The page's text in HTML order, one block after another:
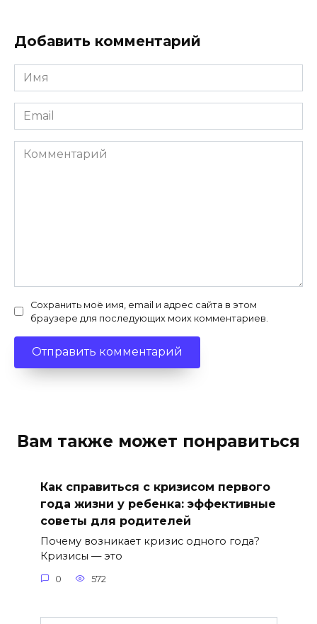
Добавить комментарий
Имя
*
Email
*
Комментарий
Сохранить моё имя, email и адрес сайта в этом
браузере для последующих моих комментариев.
Вам также может понравиться
Как справиться с кризисом первого
года жизни у ребенка: эффективные
советы для родителей
Почему возникает кризис одного года?
Кризисы — это
0 572